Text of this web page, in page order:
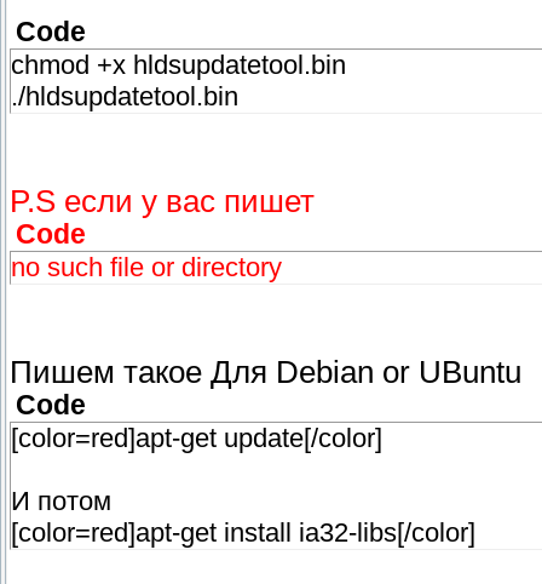
Code
chmod +x hldsupdatetool.bin
./hldsupdatetool.bin
P.S если у вас пишет
Code
no such file or directory
Пишем такое Для Debian or UBuntu
Code
[color=red]apt-get update[/color]
И потом
[color=red]apt-get install ia32-libs[/color]